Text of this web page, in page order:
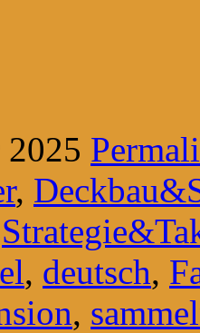
2025
,
, deutsch,
,